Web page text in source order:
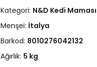
Kategori: N&D Kedi Maması
Menşei: İtalya
Barkod: 8010276042132
Ağırlık: 5 kg